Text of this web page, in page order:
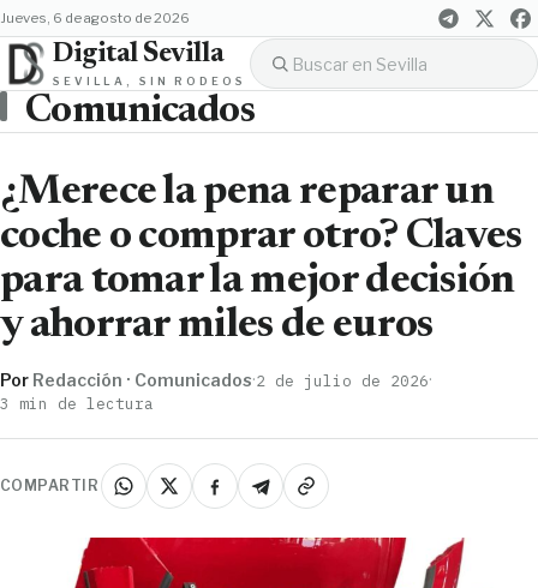
jueves, 6 de agosto de 2026
Digital Sevilla
SEVILLA, SIN RODEOS
Comunicados
¿Merece la pena reparar un
coche o comprar otro? Claves
para tomar la mejor decisión
y ahorrar miles de euros
Por Redacción · Comunicados·2 de julio de 2026·
3 min de lectura
COMPARTIR